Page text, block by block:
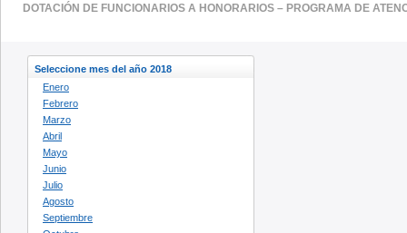
DOTACIÓN DE FUNCIONARIOS A HONORARIOS – PROGRAMA DE
Seleccione mes del año 2018
Enero
Febrero
Marzo
Abril
Mayo
Junio
Julio
Agosto
Septiembre